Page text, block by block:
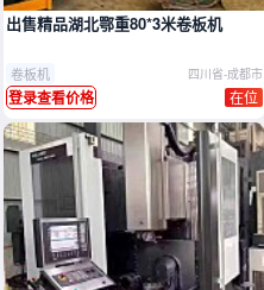
推广
出售精品湖北鄂重80*3米卷板机
卷板机 四川省-成都市
登录查看价格 在位